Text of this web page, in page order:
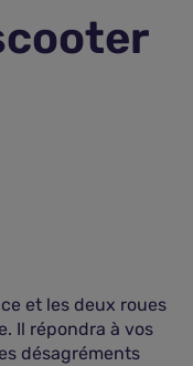
et les deux roues
Il répondra à vos
désagréments